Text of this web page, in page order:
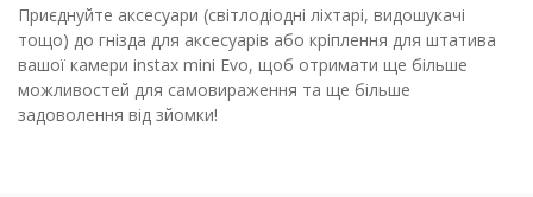
Приєднуйте аксесуари (світлодіодні ліхтарі, видошукачі
тощо) до гнізда для аксесуарів або кріплення для штатива
вашої камери instax mini Evo, щоб отримати ще більше
можливостей для самовираження та ще більше
задоволення від зйомки!